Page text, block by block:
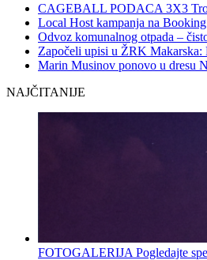
CAGEBALL PODACA 3X3
Local Host kampanja na
Odvoz komunalnog otpada –
Započeli upisi u ŽRK Makarska:
Marin Musinov ponovo u dresu
NAJČITANIJE
FOTOGALERIJA Pogledajte